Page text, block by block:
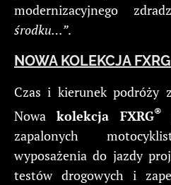
modernizacyjnego
środku…”.
NOWA KOLEKCJA FXRG
Czas i kierunek podróży
Nowakolekcja FXRG®
zapalonych
wyposażenia do jazdy
testów drogowych i